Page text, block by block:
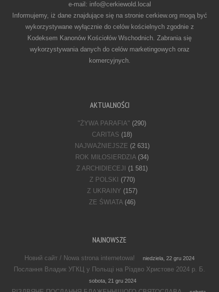
e-mail: info@cerkiewold.local
Informujemy, iż dane znajdujące się na stronie cerkiew.org mogą być
wykorzystywane wyłącznie do celów kościelnych zgodnie z
Kodeksem Kanonów Kościołów Wschodnich. Zabrania się
wykorzystywania danych do celów marketingowych oraz
komercyjnych.
AKTUALNOŚCI
"ŻYWA PARAFIA" (290)
CARITAS (18)
NAJWAŻNIEJSZE (2 631)
ROK MIŁOSIERDZIA(34)
Z ARCHIDIECEJI
(1 581)
Z POLSKI
(770)
Z UKRAINY (157)
ZE ŚWIATA(46)
NAJNOWSZE
Новий сайт / Nowa strona internetowa! niedziela, 22 gru 2024
Послання Владик УГКЦ у Польщі на Різдво Христове 2024 р. Б.
sobota, 21 gru 2024